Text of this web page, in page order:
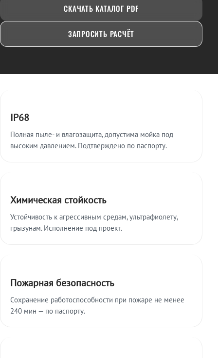
СКАЧАТЬ КАТАЛОГ PDF
ЗАПРОСИТЬ РАСЧЁТ
IP68
Полная пыле- и влагозащита, допустима мойка под
высоким давлением. Подтверждено по паспорту.
Химическая стойкость
Устойчивость к агрессивным средам, ультрафиолету,
грызунам. Исполнение под проект.
Пожарная безопасность
Сохранение работоспособности при пожаре не менее
240 мин — по паспорту.